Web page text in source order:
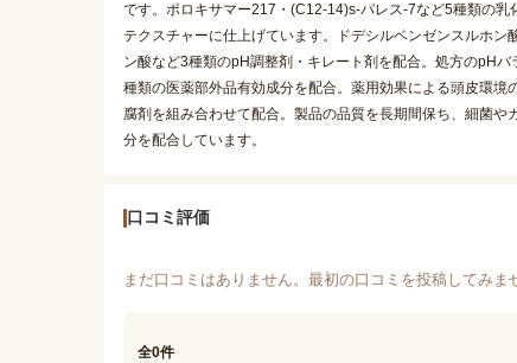
です。ポロキサマー217・(C12-14)s-パレス-7など5種類の
テクスチャーに仕上げています。ドデシルベンゼンスルホ
ン酸など3種類のpH調整剤・キレート剤を配合。処方のpH
種類の医薬部外品有効成分を配合。薬用効果による頭皮環
腐剤を組み合わせて配合。製品の品質を長期間保ち、細菌
分を配合しています。
口コミ評価
まだ口コミはありません。最初の口コミを投稿してみま
全0件